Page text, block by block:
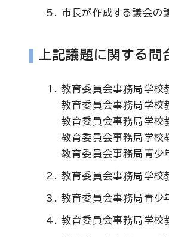
市長が作成する議会の
上記議題に関する問
教育委員会事務局学校
教育委員会事務局学校
教育委員会事務局学校
教育委員会事務局学校
教育委員会事務局青少
教育委員会事務局学校
教育委員会事務局青少
教育委員会事務局学校